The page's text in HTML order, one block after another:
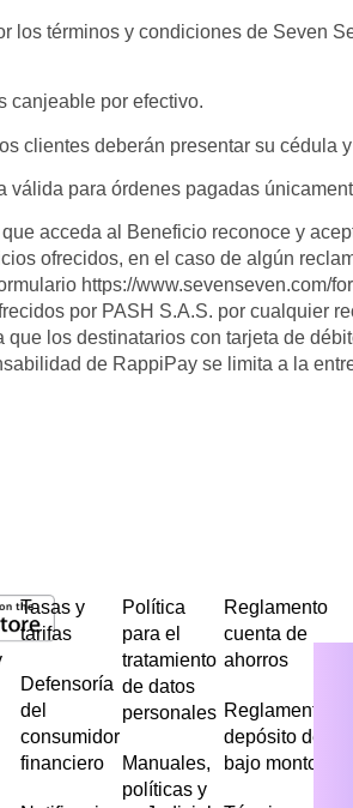
los términos y condiciones de Seven
canjeable por efectivo.
clientes deberán presentar su
válida para órdenes pagadas
acceda al Beneficio reconoce y
ofrecidos, en el caso de algún
https://www.sevenseven.com/
por PASH S.A.S. por cualquier
que los destinatarios con tarjeta de
de RappiPay se limita a la
Tasas y
tarifas
Defensoría
del
consumidor
financiero
Política
para el
tratamiento
de datos
personales
Manuales,
políticas y
Reglamento
cuenta de
ahorros
Reglamento
depósito de
bajo monto